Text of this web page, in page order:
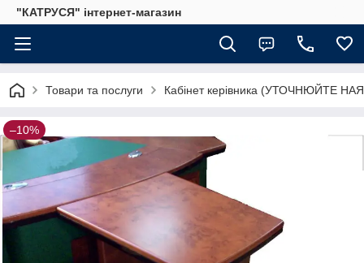
"КАТРУСЯ" інтернет-магазин
Товари та послуги Кабінет керівника (УТОЧНЮЙТЕ
–10%